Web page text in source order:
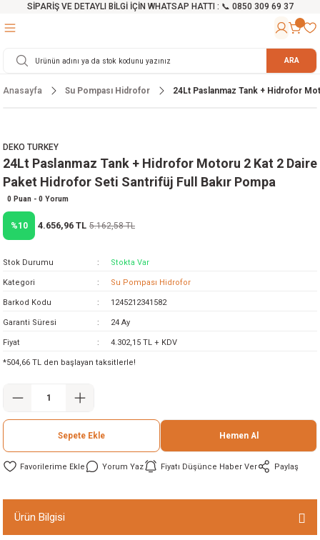
SİPARİŞ VE DETAYLI BİLGİ İÇİN WHATSAP HATTI : 📞 0850 309 69 37
Testereler
Makinesi
Testereler
Cihazları
Mikser
ve Arabalar
Malzemeleri ARA
Anasayfa Su Pompası Hidrofor 24Lt Paslanmaz Tank + Hidrofor
DEKO TURKEY
24Lt Paslanmaz Tank + Hidrofor Motoru 2 Kat 2 Daire
Paket Hidrofor Seti Santrifüj Full Bakır Pompa
0 Puan - 0 Yorum
%10 4.656,96 TL 5.162,58 TL
Stok Durumu Stokta Var
Kategori Su Pompası Hidrofor
Barkod Kodu 1245212341582
Garanti Süresi 24 Ay
Fiyat 4.302,15 TL + KDV
*504,66 TL den başlayan taksitlerle!
Sepete Ekle Hemen Al
Yorum Yaz Fiyatı Düşünce Haber Ver Paylaş
Ürün Bilgisi